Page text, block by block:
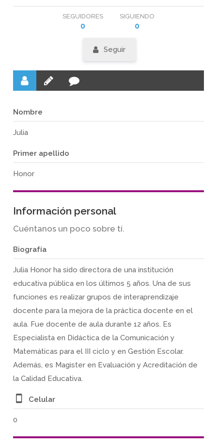
SEGUIDORES
0
SIGUIENDO
0
Seguir
Nombre
Julia
Primer apellido
Honor
Información personal
Cuéntanos un poco sobre tí.
Biografía
Julia Honor ha sido directora de una institución
educativa pública en los últimos 5 años. Una de sus
funciones es realizar grupos de interaprendizaje
docente para la mejora de la práctica docente en el
aula. Fue docente de aula durante 12 años. Es
Especialista en Didáctica de la Comunicación y
Matemáticas para el III ciclo y en Gestión Escolar.
Además, es Magister en Evaluación y Acreditación de
la Calidad Educativa.
Celular
0